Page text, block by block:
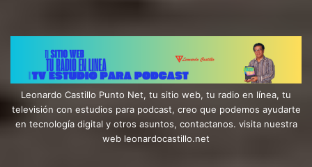
Leonardo Castillo Punto Net, tu sitio web, tu radio en línea, tu
televisión con estudios para podcast, creo que podemos ayudarte
en tecnología digital y otros asuntos, contactanos. visita nuestra
web leonardocastillo.net